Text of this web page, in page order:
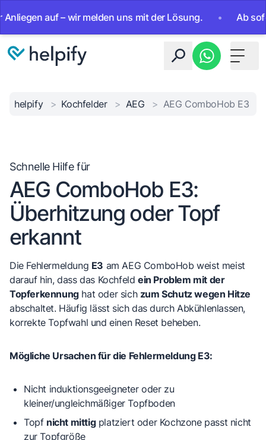
auf – wir melden uns mit der Lösung. • Ab sofort
Toggle
helpify > Kochfelder > AEG > AEG ComboHob E3
Schnelle Hilfe für
AEG ComboHob E3:
Überhitzung oder Topf
erkannt
Die Fehlermeldung E3 am AEG ComboHob weist meist
darauf hin, dass das Kochfeldein Problem mit der
Topferkennunghat oder sich zum Schutz wegen Hitze
abschaltet. Häufig lässt sich das durch Abkühlenlassen,
korrekte Topfwahl und einen Reset beheben.
Mögliche Ursachen für die Fehlermeldung E3:
Nicht induktionsgeeigneteroder zu
kleiner/ungleichmäßiger Topfboden
Topf nicht mittigplatziert oder Kochzone passt nicht
zur Topfgröße